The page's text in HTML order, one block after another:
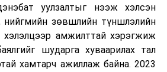
уулзалтыг нээж хэлсэн
нийгмийн зөвшлийн түншлэлийн
хэлэлцээр амжилттай хэрэгжиж
шударга хуваарилах тал
хамтарч ажиллаж байна. 2023